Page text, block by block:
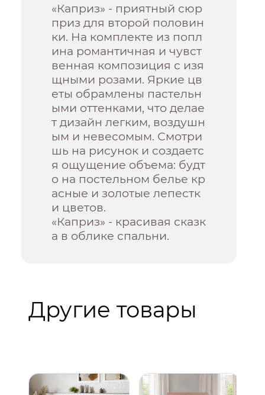
«Каприз» - приятный сюр
приз для второй половин
ки. На комплекте из попл
ина романтичная и чувст
венная композиция с изя
щными розами. Яркие цв
еты обрамлены пастельн
ыми оттенками, что делае
т дизайн легким, воздушн
ым и невесомым. Смотри
шь на рисунок и создаетс
я ощущение объема: будт
о на постельном белье кр
асные и золотые лепестк
и цветов.
«Каприз» - красивая сказк
а в облике спальни.
Другие товары